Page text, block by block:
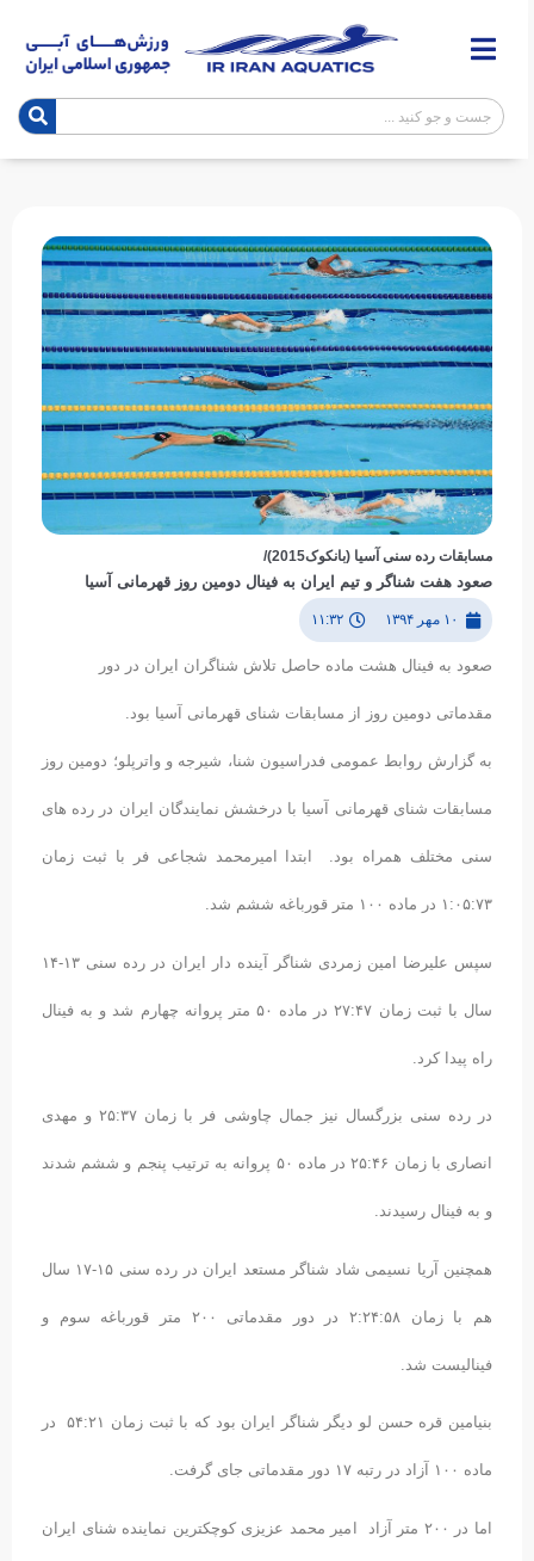
مسابقات رده سنی آسیا (بانکوک2015)/
صعود هفت شناگر و تیم ایران به فینال دومین روز قهرمانی آسیا
۱۰ مهر ۱۳۹۴ ۱۱:۳۲
صعود به فینال هشت ماده حاصل تلاش شناگران ایران در دور
مقدماتی دومین روز از مسابقات شنای قهرمانی آسیا بود.
به گزارش روابط عمومی فدراسیون شنا، شیرجه و واترپلو؛ دومین روز
مسابقات شنای قهرمانی آسیا با درخشش نمایندگان ایران در رده های
سنی مختلف همراه بود. ابتدا امیرمحمد شجاعی فر با ثبت زمان
۱:۰۵:۷۳ در ماده ۱۰۰ متر قورباغه ششم شد.
سپس علیرضا امین زمردی شناگر آینده دار ایران در رده سنی ۱۳-۱۴
سال با ثبت زمان ۲۷:۴۷ در ماده ۵۰ متر پروانه چهارم شد و به فینال
راه پیدا کرد.
در رده سنی بزرگسال نیز جمال چاوشی فر با زمان ۲۵:۳۷ و مهدی
انصاری با زمان ۲۵:۴۶ در ماده ۵۰ پروانه به ترتیب پنجم و ششم شدند
و به فینال رسیدند.
همچنین آریا نسیمی شاد شناگر مستعد ایران در رده سنی ۱۵-۱۷ سال
هم با زمان ۲:۲۴:۵۸ در دور مقدماتی ۲۰۰ متر قورباغه سوم و
فینالیست شد.
بنیامین قره حسن لو دیگر شناگر ایران بود که با ثبت زمان ۵۴:۲۱ در
ماده ۱۰۰ آزاد در رتبه ۱۷ دور مقدماتی جای گرفت.
اما در ۲۰۰ متر آزاد امیر محمد عزیزی کوچکترین نماینده شنای ایران